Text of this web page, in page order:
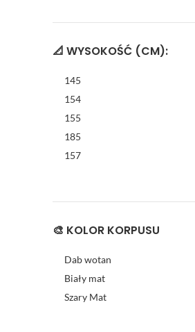
📐 WYSOKOŚĆ (CM):
145
154
155
185
157
🎨 KOLOR KORPUSU
Dab wotan
Biały mat
Szary Mat